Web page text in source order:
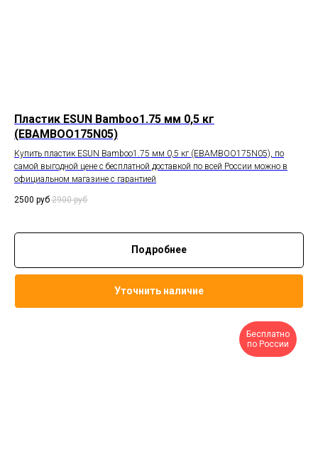
Пластик ESUN Bamboo1.75 мм 0,5 кг
(EBAMBOO175N05)
Купить пластик ESUN Bamboo1.75 мм 0,5 кг (EBAMBOO175N05), по
самой выгодной цене с бесплатной доставкой по всей России можно в
официальном магазине с гарантией
2500 руб 2900 руб
Подробнее
Уточнить наличие
Бесплатно
по России